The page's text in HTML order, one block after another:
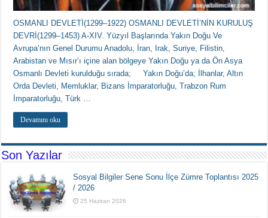
OSMANLI DEVLETİ(1299–1922) OSMANLI DEVLETİ’NİN KURULUŞ
DEVRİ(1299–1453) A-XIV. Yüzyıl Başlarında Yakın Doğu Ve
Avrupa’nın Genel Durumu Anadolu, İran, Irak, Suriye, Filistin,
Arabistan ve Mısır’ı içine alan bölgeye Yakın Doğu ya da Ön Asya
Osmanlı Devleti kurulduğu sırada; Yakın Doğu’da; İlhanlar, Altın
Orda Devleti, Memluklar, Bizans İmparatorluğu, Trabzon Rum
İmparatorluğu, Türk …
Devamını oku
Son Yazılar
Sosyal Bilgiler Sene Sonu İlçe Zümre Toplantısı 2025
/ 2026
25 Haziran 2026